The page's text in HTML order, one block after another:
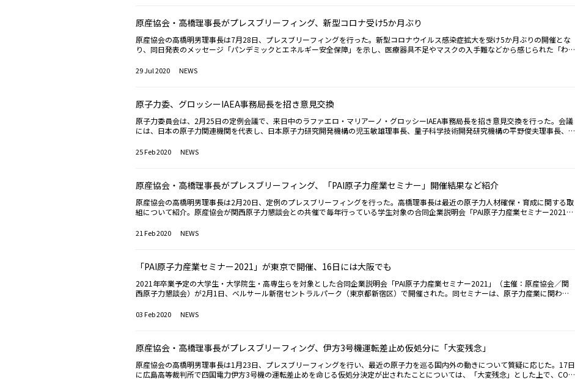
本計画については、「将来にわたる原子力の活用が明確に示されるもの」と期待。さらに、原子力産業界による安全性向上の取組に成
果を認める一方、「『もう十分』というゴールはない」と、継続的な改善の重要性を強調し、これにより再稼働、運転期間延長、設備
利用率の向上など、既存炉の活用が実現するとした。新たな技術開発による新増設・リプレースや、先般原子力規制委員会より新規制
基準に係る変更許可が発出された六ヶ所再処理工場についても核燃料サイクルの完結に向け着実な進展を期待。原子力技術の有望性に
関し、今井会長は、「何世代にもわたって人類の動力源となるほか、医療、工業、農業などでも大きな恩恵をもたらす」と強調し、産
を述べた。総会では11名の理事の交替が承認。その中で、副会長には、車谷暢昭氏（東芝取締役代表執行役社長CEO）に替わり、宮
開発の取組を振り返り、新任の宮永氏はBWRも含めた再稼働や核燃料サイクルが進展していく必要性を述べるなど、それぞれ今後の
だったことを振り返った上で、引き続き原子力産業界が抱える課題の解決に向け連携がさらに深まるよう期待。新任の新井氏は、東京
電力東通原子力建設所に従事した経験を活かし「力を尽くしていきたい」と抱負を述べた。
原産協会・高橋理事長がプレスブリーフィング、新型コロナ受け5か月ぶり
原産協会の高橋明男理事長は7月28日、プレスブリーフィングを行った。新型コロナウイルス感染症拡大を受け5か月ぶりの開催とな
り、同日発表のメッセージ「パンデミックとエネルギー安全保障」を示し、医療器具不足やマスクの入手難などから感じられた「わが
ロナウイルス感染症が原子力産業に及ぼす影響の他、石炭火力に関わる非効率プラントのフェードアウトや輸出規制強化などを踏まえ
3E（安定供給、地球環境、経済性）に優れている」ことが理解される必要性を述べた。新増設・リプレースに関し、小型炉について
は、「大型炉に比べスケールメリットが少なく経済的には厳しい」一方で、「固有の安全性を持ち、工場での量産で初期投資が小さく
できる」として、高速炉、高温ガス炉、軽水炉小型化など、日本における開発・導入の可能性を提示。この他、運転期間延長の技術的
側面に係る原子力エネルギー協議会（ATENA）の役割、廃炉の進展に伴う廃棄物処分の課題などに関する質疑応答があった。
29 Jul 2020 NEWS
原子力委、グロッシーIAEA事務局長を招き意見交換
原子力委員会は、2月25日の定例会議で、来日中のラファエロ・マリアーノ・グロッシーIAEA事務局長を招き意見交換を行った。会議
には、日本の原子力関連機関を代表し、日本原子力研究開発機構の児玉敏雄理事長、量子科学技術開発研究機構の平野俊夫理事長、原
一原子力発電所の廃炉に関するレビューミッション派遣など、IAEAによる日本への広範な支援に対し感謝の意を表明。また、昨秋の
考えを示した。1985年にアルゼンチン外務省に入省後、外交・国際機関の職務を歴任してきたグロッシー事務局長は、「35年間で何
度も日本を訪れた」としている。今回、2019年12月のIAEA事務局長就任後、初の来日に際し、同氏は2019年7月に逝去した前任の天
野之弥事務局長の功績に「10年間にもわたりリードしてきた」と敬意を表明。日本の原子力に関しては、福島第一原子力発電所の廃
炉など、「独自の問題も抱えている」としながら、発電以外でも医学利用を始めとする幅広い原子力科学技術分野で「リーダーシップ
を発揮できる」と、期待感を示した。さらに、気候変動問題の解決に資する原子力発電の役割を改めて述べ、中国・インドの他、中
せず共に歩んでいく」と、IAEAとして支援を惜しまぬ考えを強調。この他、途上国の医療支援や食糧・水資源確保などにつながる放射
ェンダーバランスに関するIAEAの取組について質問。グロッシー事務局長は、近くIAEAとしてキュリー夫人の功績に因んだ新たなフェ
について尋ねると、グロッシー事務局長は、「一般の人たちも含め、より多くのコミュニケーション・チャンネルを持たねばならな
い」などと応えた。意見交換に臨む原子力機構・児玉理事長、量研機構・平野理事長、原産協会・高橋理事長（左から）原産協会の高
ど、人材育成の取組を紹介した。グロッシー事務局長は、28日までの日本滞在中、関係閣僚らとの会談を行うほか、26日には福島第
25 Feb 2020 NEWS
原産協会・高橋理事長がプレスブリーフィング、「PAI原子力産業セミナー」開催結果など紹介
原産協会の高橋明男理事長は2月20日、定例のプレスブリーフィングを行った。高橋理事長は最近の原子力人材確保・育成に関する取
組について紹介。原産協会が関西原子力懇談会との共催で毎年行っている学生対象の合同企業説明会「PAI原子力産業セミナー2021」
最多となった。一方、参加学生数は東京会場が140名、大阪会場が115名の計255名で前回より減少。高専の試験期間と重なったこと
ーバランス改善について発表が行われたことを披露。同ネットワークが支援し、このほど日本で初の開催となった「IAEA国際スクール
原子力・放射線安全リーダーシップ」（IAEA主催、東海大学共催）が17日に開講したことも紹介した。現在開催中の同スクールに
は、主にアジア地域から若手の技術者・行政官ら計29名が参加。2週間にわたり講義・演習、福島第一原子力発電所見学などのカリキ
ュラムが組まれており、28日の閉講式ではIAEAより修了証の授与が行われる。この他、高橋理事長は、最近の原子力を巡る動きとし
て、福島第一原子力発電所の処理水に関する資源エネルギー庁の委員会が10日に報告書を取りまとめたことに触れた。同報告書で
どから、海洋放出の方がより確実に実施できるとしている。記者との質疑応答の中で、高橋理事長は、風評被害に配慮し「地元、漁業
21 Feb 2020 NEWS
「PAI原子力産業セミナー2021」が東京で開催、16日には大阪でも
2021年卒業予定の大学生・大学院生・高専生らを対象とした合同企業説明会「PAI原子力産業セミナー2021」（主催：原産協会／関
西原子力懇談会）が2月1日、ベルサール新宿セントラルパーク（東京都新宿区）で開催された。同セミナーは、原子力産業に関わる
日には、大阪市に会場を移し、関係企業・機関から36ブースの出展が予定。今回、東京会場45ブースと合わせた出展数計81ブースは
濃度を測定できる「TRUCKSCAN」（大林組との共同開発）など、同社の持つ技術力に「学生が関心を持ってくれている」と語った。
また、計8回の説明時間を設けた原子力規制庁の採用担当者は、「原子力施設の安全審査以外にも色々な活躍の場がある。訪れる学生
の2割くらいは文系」などと、多分野の学生にまず関心を持ってもらう意図を強調。同セミナーに初回から連続参加している原子力発
電環境整備機構の採用担当者は、「原子力を学んだ学生が多く訪れており、研究分野がそのまま活かせるのでは」と期待を述べたほ
か、各地で巡回説明を行う地層処分模型展示車「ジオ・ミライ号」を学園祭で見て関心を持った学生もいると話した。原産協会では、
03 Feb 2020 NEWS
原産協会・高橋理事長がプレスブリーフィング、伊方3号機運転差止め仮処分に「大変残念」
原産協会の高橋明男理事長は1月23日、プレスブリーフィングを行い、最近の原子力を巡る国内外の動きについて質疑に応じた。17日
に広島高等裁判所で四国電力伊方3号機の運転差止めを命じる仮処分決定が出されたことについては、「大変残念」とした上で、CO2